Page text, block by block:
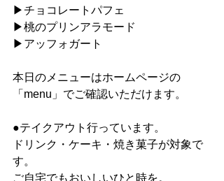
▶︎チョコレートパフェ
▶︎桃のプリンアラモード
▶︎アッフォガート
本日のメニューはホームページの
「menu」でご確認いただけます。
●テイクアウト行っています。
ドリンク・ケーキ・焼き菓子が対象で
す。
ご自宅でもおいしいひと時を。